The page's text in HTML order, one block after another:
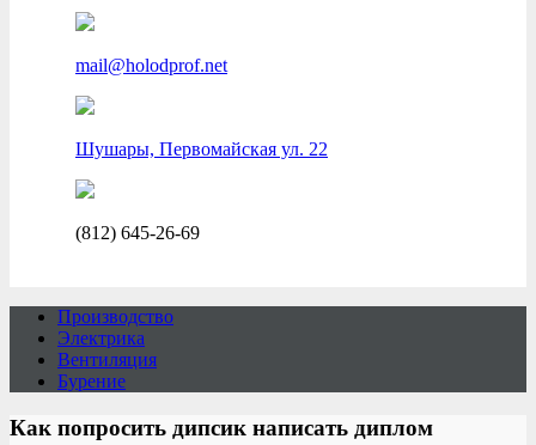
mail@holodprof.net
Шушары, Первомайская ул. 22
(812) 645-26-69
Производство
Электрика
Вентиляция
Бурение
Как попросить дипсик написать диплом